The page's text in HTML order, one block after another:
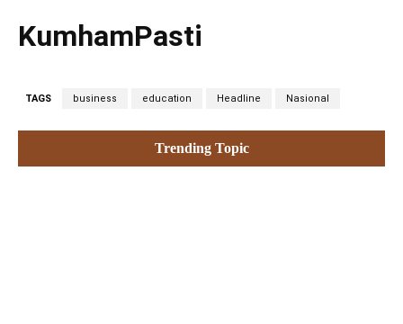
KumhamPasti
TAGS business education Headline Nasional
Trending Topic